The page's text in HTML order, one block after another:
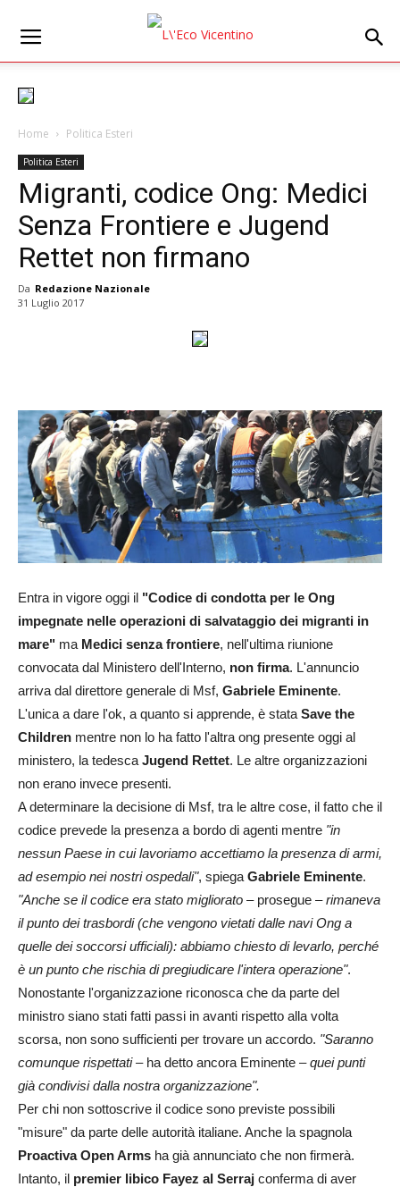
Home Politica Esteri
Politica Esteri
Migranti, codice Ong: Medici
Senza Frontiere e Jugend
Rettet non firmano
Da Redazione Nazionale
31 Luglio 2017
Entra in vigore oggi il "Codice di condotta per le Ong
impegnate nelle operazioni di salvataggio dei migranti in
mare" ma Medici senza frontiere, nell'ultima riunione
convocata dal Ministero dell'Interno, non firma. L'annuncio
arriva dal direttore generale di Msf, Gabriele Eminente.
L'unica a dare l'ok, a quanto si apprende, è stata Save the
Children mentre non lo ha fatto l'altra ong presente oggi al
ministero, la tedesca Jugend Rettet. Le altre organizzazioni
non erano invece presenti.
A determinare la decisione di Msf, tra le altre cose, il fatto che il
codice prevede la presenza a bordo di agenti mentre "in
nessun Paese in cui lavoriamo accettiamo la presenza di armi,
ad esempio nei nostri ospedali", spiega Gabriele Eminente.
"Anche se il codice era stato migliorato – prosegue – rimaneva
il punto dei trasbordi (che vengono vietati dalle navi Ong a
quelle dei soccorsi ufficiali): abbiamo chiesto di levarlo, perché
è un punto che rischia di pregiudicare l'intera operazione".
Nonostante l'organizzazione riconosca che da parte del
ministro siano stati fatti passi in avanti rispetto alla volta
scorsa, non sono sufficienti per trovare un accordo. "Saranno
comunque rispettati – ha detto ancora Eminente – quei punti
già condivisi dalla nostra organizzazione".
Per chi non sottoscrive il codice sono previste possibili
"misure" da parte delle autorità italiane. Anche la spagnola
Proactiva Open Arms ha già annunciato che non firmerà.
Intanto, il premier libico Fayez al Serraj conferma di aver